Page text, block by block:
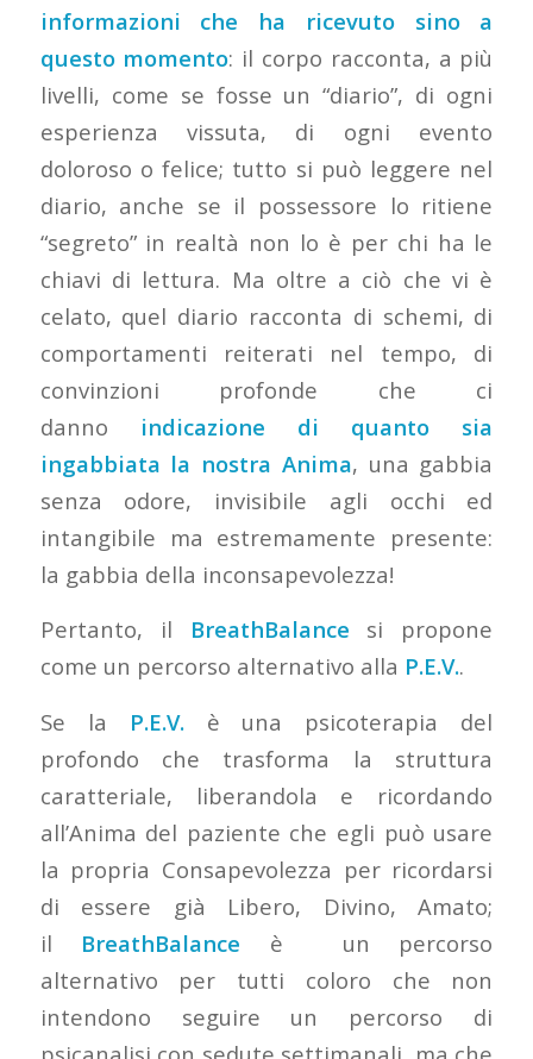
informazioni che ha ricevuto sino a
questo momento: il corpo racconta, a più
livelli, come se fosse un “diario”, di ogni
esperienza vissuta, di ogni evento
doloroso o felice; tutto si può leggere nel
diario, anche se il possessore lo ritiene
“segreto” in realtà non lo è per chi ha le
chiavi di lettura. Ma oltre a ciò che vi è
celato, quel diario racconta di schemi, di
comportamenti reiterati nel tempo, di
convinzioni profonde che ci
danno indicazione di quanto sia
ingabbiata la nostra Anima, una gabbia
senza odore, invisibile agli occhi ed
intangibile ma estremamente presente:
la gabbia della inconsapevolezza!
Pertanto, il BreathBalance si propone
come un percorso alternativo alla P.E.V..
Se la P.E.V. è una psicoterapia del
profondo che trasforma la struttura
caratteriale, liberandola e ricordando
all’Anima del paziente che egli può usare
la propria Consapevolezza per ricordarsi
di essere già Libero, Divino, Amato;
il BreathBalance è un percorso
alternativo per tutti coloro che non
intendono seguire un percorso di